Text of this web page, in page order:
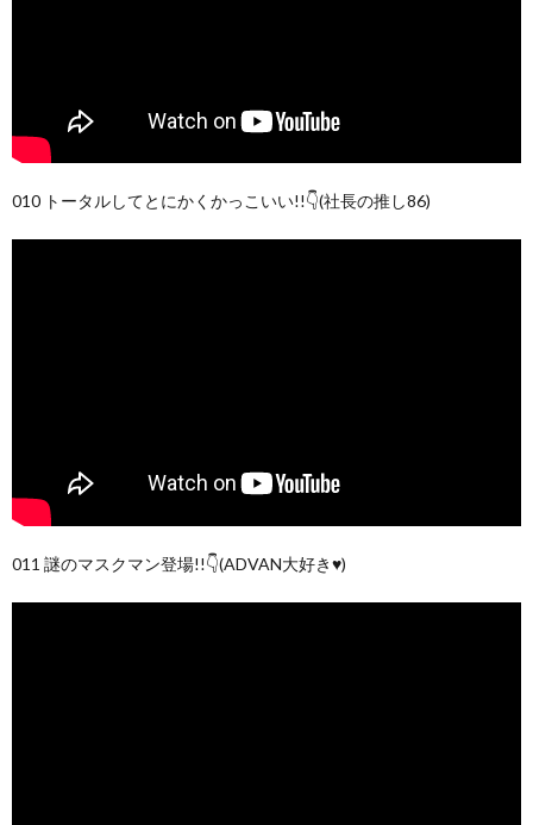
010 トータルしてとにかくかっこいい!!👇(社長の推し86)
011 謎のマスクマン登場!!👇(ADVAN大好き♥)